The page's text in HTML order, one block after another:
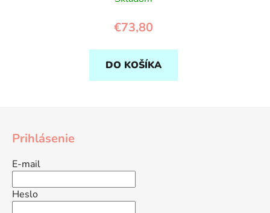
€73,80
DO KOŠÍKA
Prihlásenie
E-mail
Heslo